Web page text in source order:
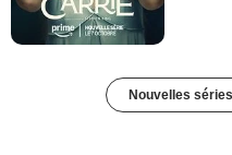
Nouvelles